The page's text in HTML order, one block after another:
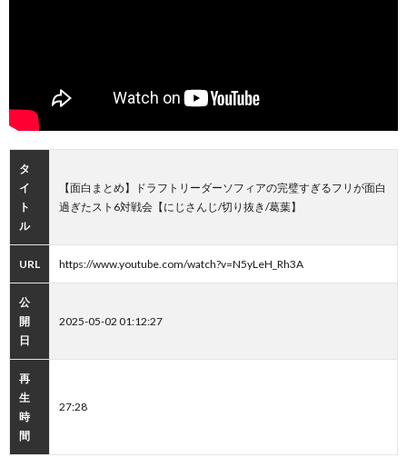
タ
イ
ト
ル
【面白まとめ】ドラフトリーダーソフィアの完璧すぎるフリが面白
過ぎたスト6対戦会【にじさんじ/切り抜き/葛葉】
URL https://www.youtube.com/watch?v=N5yLeH_Rh3A
公
開
日
2025-05-02 01:12:27
再
生
時
間
27:28